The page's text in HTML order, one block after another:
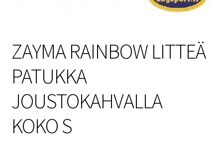
ZAYMA RAINBOW LITTEÄ
PATUKKA
JOUSTOKAHVALLA
KOKO S